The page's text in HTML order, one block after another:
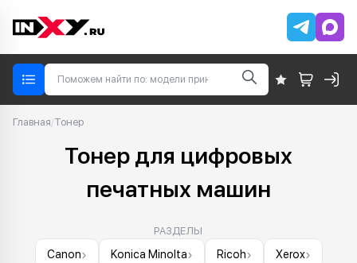
Главная/Тонер
Тонер для цифровых
печатных машин
РАЗДЕЛЫ
Canon› Konica Minolta› Ricoh› Xerox›